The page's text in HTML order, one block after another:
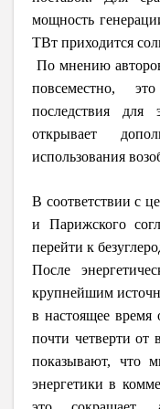
мощность
ТВт приходится
По мнению
повсеместно,
последствия для
открывает
использования
В соответствии с
и Парижского
перейти к
После
крупнейшим
в настоящее время
почти четверти от
показывают, что
энергетики в